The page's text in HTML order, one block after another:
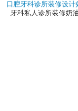
口腔牙科诊所装修设计
牙科私人诊所装修奶